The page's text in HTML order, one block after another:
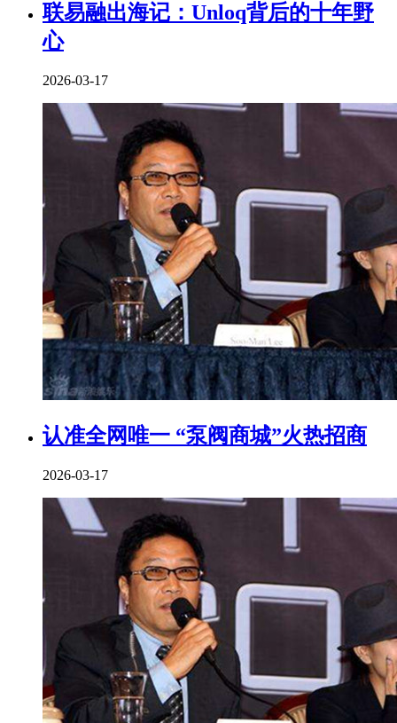
联易融出海记：Unloq背后的十年野
心
2026-03-17
认准全网唯一 “泵阀商城”火热招商
2026-03-17